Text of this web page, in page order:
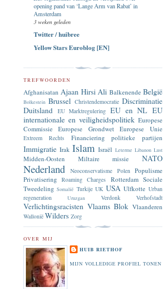
opening pand van ‘Lange Arm van Rabat’ in
Amsterdam
3 weken geleden
Twitter / huibree
Yellow Stars Euroblog [EN]
TREFWOORDEN
Afghanisatan Ajaan Hirsi Ali Balkenende België
Bolkestein Brussel Christendemocratie Discriminatie
Duitsland
EU Marktregulering EU en NL EU
internationale en veiligheidspolitiek Europese
Commissie
Europese Grondwet Europese Unie
Extreem Rechts Financiering politieke partijen
Immigratie Irak Islam Israël Leterme Libanon Lust
Midden-Oosten Miltaire missie NATO
Nederland Neoconservatisme Polen
Populisme
Privatisering
Roaming Charges Rotterdam Sociale
Tweedeling Somalië Turkije UK USA Ulfkotte Urban
regeneration
Uruzgan Verdonk Verhofstadt
Verlichtingsracisten Vlaams Blok Vlaanderen
Wallonië Wilders Zorg
OVER MIJ
HUIB RIETHOF
MIJN VOLLEDIGE PROFIEL TONEN